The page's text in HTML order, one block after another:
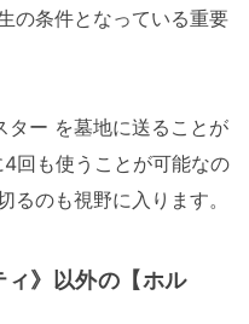
の条件となっている重要
ー を墓地に送ることが
回も使うことが可能なの
るのも視野に入ります。
ィ》以外の【ホル